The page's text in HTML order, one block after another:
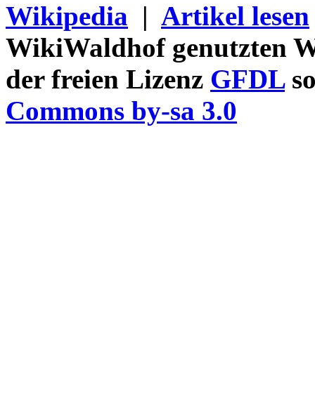
Wikipedia | Artikel lesen
WikiWaldhof genutzten
der freien Lizenz GFDL
Commons by-sa 3.0